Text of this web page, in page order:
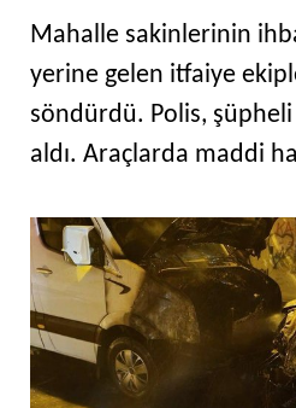
Mahalle sakinlerinin
yerine gelen itfaiye
söndürdü. Polis, şüpheli
aldı. Araçlarda maddi